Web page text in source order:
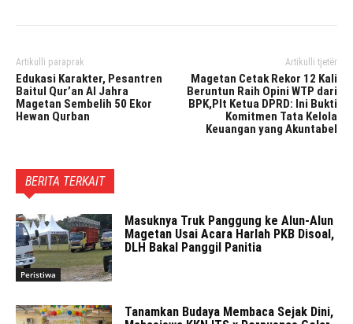
Artikulli paraprak
Edukasi Karakter, Pesantren
Baitul Qur’an Al Jahra
Magetan Sembelih 50 Ekor
Hewan Qurban
Artikulli tjetër
Magetan Cetak Rekor 12 Kali
Beruntun Raih Opini WTP dari
BPK,Plt Ketua DPRD: Ini Bukti
Komitmen Tata Kelola
Keuangan yang Akuntabel
BERITA TERKAIT
Peristiwa
Masuknya Truk Panggung ke Alun-Alun
Magetan Usai Acara Harlah PKB Disoal,
DLH Bakal Panggil Panitia
Tanamkan Budaya Membaca Sejak Dini,